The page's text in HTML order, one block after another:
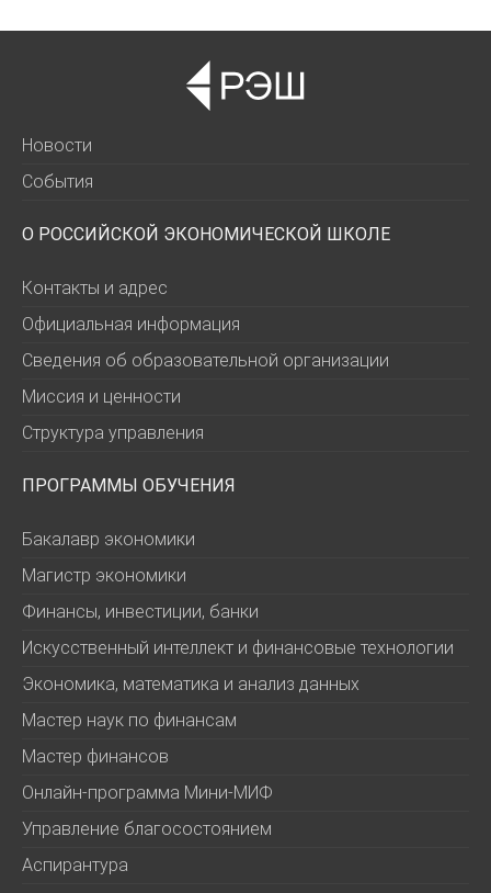
Новости
События
О РОССИЙСКОЙ ЭКОНОМИЧЕСКОЙ ШКОЛЕ
Контакты и адрес
Официальная информация
Сведения об образовательной организации
Миссия и ценности
Структура управления
ПРОГРАММЫ ОБУЧЕНИЯ
Бакалавр экономики
Магистр экономики
Финансы, инвестиции, банки
Искусственный интеллект и финансовые технологии
Экономика, математика и анализ данных
Мастер наук по финансам
Мастер финансов
Онлайн-программа Мини-МИФ
Управление благосостоянием
Аспирантура